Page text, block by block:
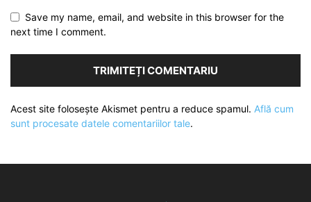
Save my name, email, and website in this browser for the
next time I comment.
Acest site folosește Akismet pentru a reduce spamul. Află cum
sunt procesate datele comentariilor tale.